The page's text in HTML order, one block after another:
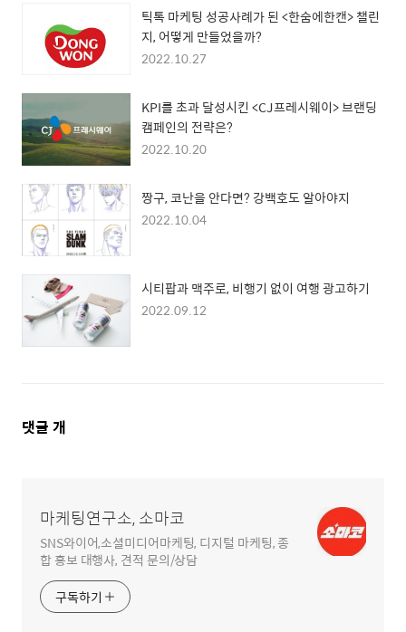
틱톡 마케팅 성공사례가 된 <한숨에한캔> 챌린
지, 어떻게 만들었을까?
2022.10.27
KPI를 초과 달성시킨 <CJ프레시웨이> 브랜딩
캠페인의 전략은?
2022.10.20
짱구, 코난을 안다면? 강백호도 알아야지
2022.10.04
시티팝과 맥주로, 비행기 없이 여행 광고하기
2022.09.12
댓
댓글 개
마케팅연구소, 소마코
SNS와이어,소셜미디어마케팅, 디지털 마케팅, 종
합 홍보 대행사, 견적 문의/상담
구독하기